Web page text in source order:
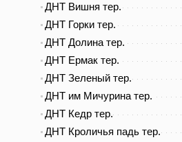
ДНТ Вишня тер.
ДНТ Горки тер.
ДНТ Долина тер.
ДНТ Ермак тер.
ДНТ Зеленый тер.
ДНТ им Мичурина тер.
ДНТ Кедр тер.
ДНТ Кроличья падь тер.